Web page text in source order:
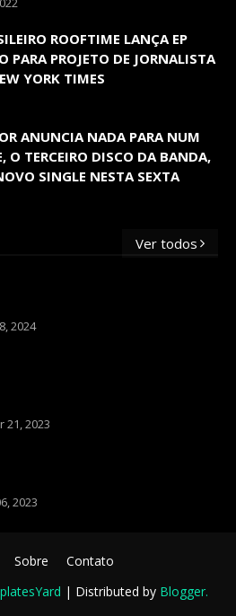
ROOFTIME LANÇA EP
PARA PROJETO DE JORNALISTA
YORK TIMES
ANUNCIA NADA PARA NUM
O TERCEIRO DISCO DA BANDA,
SINGLE NESTA SEXTA
Ver todos
2024
21, 2023
2023
Sobre
Contato
| Distributed by Blogger.